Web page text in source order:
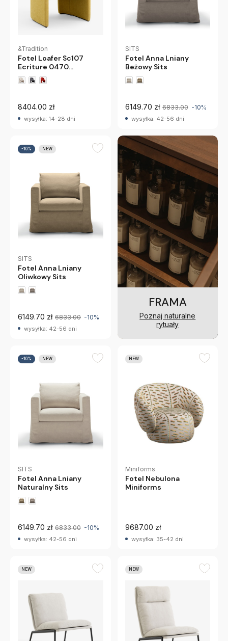
&Tradition
Fotel Loafer Sc107
Ecriture 0470
Andtradition
8404.00 zł
wysyłka: 14-28 dni
SITS
Fotel Anna Lniany
Beżowy Sits
6149.70 zł 6833.00 -10%
wysyłka: 42-56 dni
-10% NEW
SITS
Fotel Anna Lniany
Oliwkowy Sits
6149.70 zł 6833.00 -10%
wysyłka: 42-56 dni
FRAMA
Poznaj naturalne
rytuały
-10% NEW
SITS
Fotel Anna Lniany
Naturalny Sits
6149.70 zł 6833.00 -10%
wysyłka: 42-56 dni
NEW
Miniforms
Fotel Nebulona
Miniforms
9687.00 zł
wysyłka: 35-42 dni
NEW NEW